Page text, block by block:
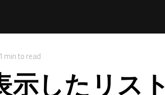
1 min to read
示したリス